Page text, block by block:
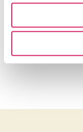
Karitas uden titel
Baldursdóttir